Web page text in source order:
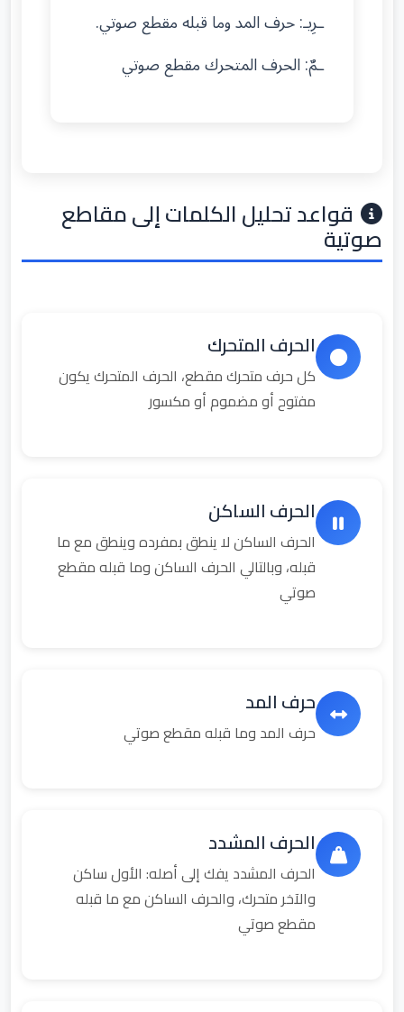
ـرِيـ: حرف المد وما قبله مقطع صوتي.
ـمٌ: الحرف المتحرك مقطع صوتي
قواعد تحليل الكلمات إلى مقاطع
صوتية
الحرف المتحرك
كل حرف متحرك مقطع، الحرف المتحرك يكون
مفتوح أو مضموم أو مكسور
الحرف الساكن
الحرف الساكن لا ينطق بمفرده وينطق مع ما
قبله، وبالتالي الحرف الساكن وما قبله مقطع
صوتي
حرف المد
حرف المد وما قبله مقطع صوتي
الحرف المشدد
الحرف المشدد يفك إلى أصله: الأول ساكن
والآخر متحرك، والحرف الساكن مع ما قبله
مقطع صوتي